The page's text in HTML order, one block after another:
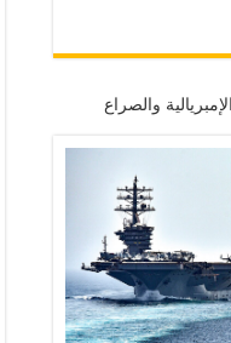
الحرب الإمبريالية والصراع